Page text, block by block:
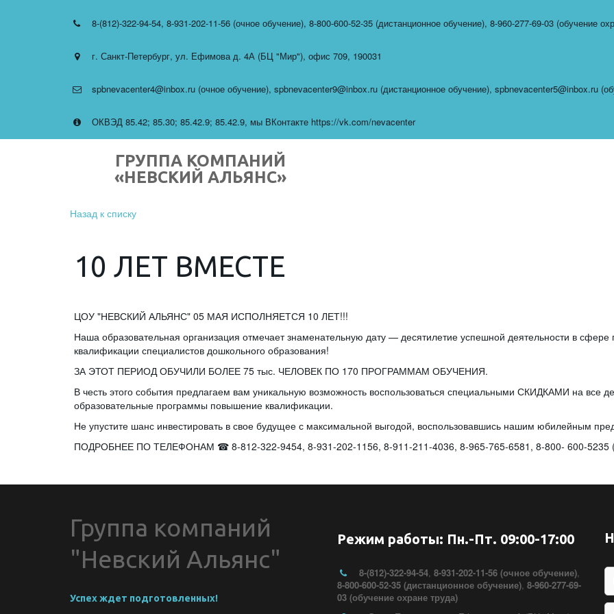
8-(812)-322-94-54, 8-931-202-11-56 (очное обучение), 8-800-600-52-35 (дистанционное обучение), 8-960-277-69-03 (обучение
г. Санкт-Петербург, ул. Ефимова д. 4А (БЦ "Мир"), офис 709, 190031
spbnevacenter4@inbox.ru (очное обучение), spbnevacenter9@inbox.ru (дистанционное обучение), spbnevacenter5@inbox.ru
ОКВЭД 85.42; 85.30; 85.42.9; 85.42.9, мы ВКонтакте https://vk.com/nevacenter
ГРУППА КОМПАНИЙ
«НЕВСКИЙ АЛЬЯНС»
Назад к списку
10 ЛЕТ ВМЕСТЕ
ЦОУ "НЕВСКИЙ АЛЬЯНС" 05 МАЯ ИСПОЛНЯЕТСЯ 10 ЛЕТ!!!
Наша образовательная организация отмечает знаменательную дату — десятилетие успешной деятельности в
квалификации специалистов дошкольного образования!
ЗА ЭТОТ ПЕРИОД ОБУЧИЛИ БОЛЕЕ 75 тыс. ЧЕЛОВЕК ПО 170 ПРОГРАММАМ ОБУЧЕНИЯ.
В честь этого события предлагаем вам уникальную возможность воспользоваться специальными СКИДКАМИ на
образовательные программы повышение квалификации.
Не упустите шанс инвестировать в свое будущее с максимальной выгодой, воспользовавшись нашим юбилейным
ПОДРОБНЕЕ ПО ТЕЛЕФОНАМ ☎ 8-812-322-9454, 8-931-202-1156, 8-911-211-4036, 8-965-765-6581, 8-800- 600-5235
Группа компаний
"Невский Альянс"
Успех ждет подготовленных!
Режим работы: Пн.-Пт. 09:00-17:00
8-(812)-322-94-54, 8-931-202-11-56 (очное обучение),
8-800-600-52-35 (дистанционное обучение), 8-960-277-69-
03 (обучение охране труда)